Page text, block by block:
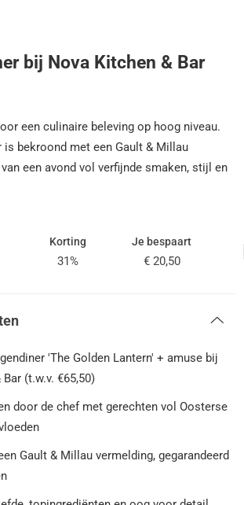
bij Nova Kitchen & Bar
een culinaire beleving op hoog niveau.
is bekroond met een Gault & Millau
een avond vol verfijnde smaken, stijl en
Korting
31%
Je bespaart
€ 20,50
'The Golden Lantern' + amuse bij
(t.w.v. €65,50)
door de chef met gerechten vol Oosterse
Gault & Millau vermelding, gegarandeerd